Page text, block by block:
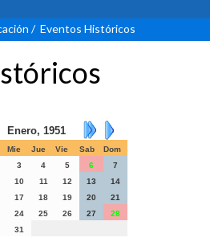
/ Eventos Históricos
Enero, 1951
Mie Jue Vie Sab
Dom
3 4 5 6
7
10 11 12 13
14
17 18 19 20
21
24 25 26 27
28
31